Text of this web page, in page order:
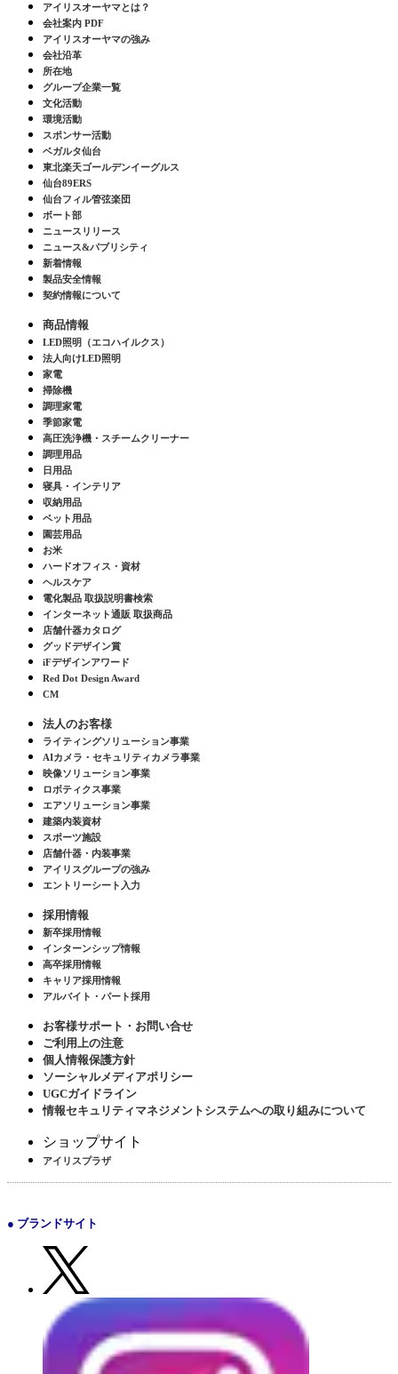
アイリスオーヤマとは？
会社案内 PDF
アイリスオーヤマの強み
会社沿革
所在地
グループ企業一覧
文化活動
環境活動
スポンサー活動
ベガルタ仙台
東北楽天ゴールデンイーグルス
仙台89ERS
仙台フィル管弦楽団
ボート部
ニュースリリース
ニュース&パブリシティ
新着情報
製品安全情報
契約情報について
商品情報
LED照明（エコハイルクス）
法人向けLED照明
家電
掃除機
調理家電
季節家電
高圧洗浄機・スチームクリーナー
調理用品
日用品
寝具・インテリア
収納用品
ペット用品
園芸用品
お米
ハードオフィス・資材
ヘルスケア
電化製品 取扱説明書検索
インターネット通販 取扱商品
店舗什器カタログ
グッドデザイン賞
iFデザインアワード
Red Dot Design Award
CM
法人のお客様
ライティングソリューション事業
AIカメラ・セキュリティカメラ事業
映像ソリューション事業
ロボティクス事業
エアソリューション事業
建築内装資材
スポーツ施設
店舗什器・内装事業
アイリスグループの強み
エントリーシート入力
採用情報
新卒採用情報
インターンシップ情報
高卒採用情報
キャリア採用情報
アルバイト・パート採用
お客様サポート・お問い合せ
ご利用上の注意
個人情報保護方針
ソーシャルメディアポリシー
UGCガイドライン
情報セキュリティマネジメントシステムへの取り組みについて
ショップサイト
アイリスプラザ
● ブランドサイト